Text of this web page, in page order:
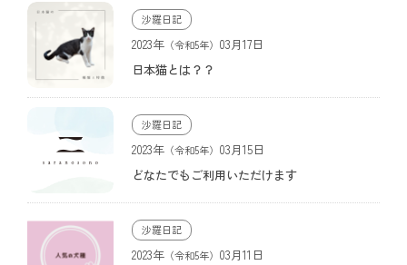
沙羅日記
2023年 （令和5年） 03月17日
日本猫とは？？
画像なし 沙羅日記
2023年 （令和5年） 03月15日
どなたでもご利用いただけます
沙羅日記
2023年 （令和5年） 03月11日